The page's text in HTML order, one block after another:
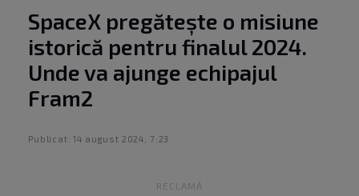
SpaceX pregătește o misiune
istorică pentru finalul 2024.
Unde va ajunge echipajul
Fram2
Publicat: 14 august 2024, 7:23
RECLAMĂ